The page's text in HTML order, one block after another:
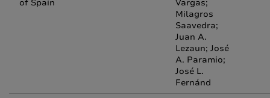
of Spain
Vargas;
Milagros
Saavedra;
Juan A.
Lezaun; José
A. Paramio;
José L.
Fernánd